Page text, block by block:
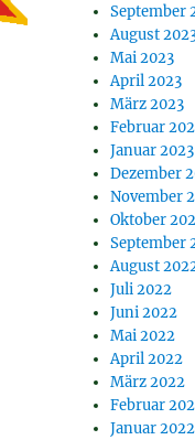
September
August
Mai 2023
April 2023
März 2023
Februar
Januar 2023
Dezember
November
Oktober
September
August
Juli 2022
Juni 2022
Mai 2022
April 2022
März 2022
Februar
Januar 2022